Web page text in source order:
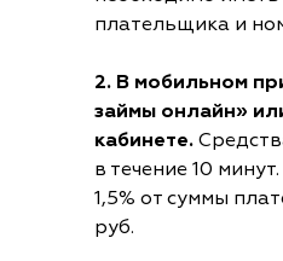
плательщика и
2. В мобильном
займы онлайн»
кабинете.
в течение 10
1,5% от суммы
руб.